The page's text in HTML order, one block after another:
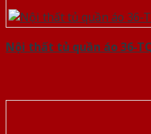
Nội thất tủ quần áo 36-